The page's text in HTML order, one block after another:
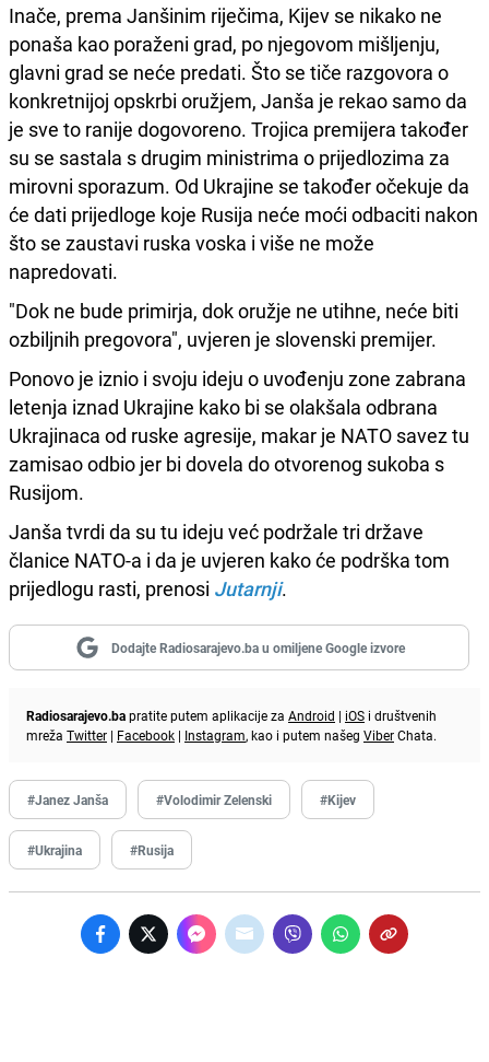
Inače, prema Janšinim riječima, Kijev se nikako ne
ponaša kao poraženi grad, po njegovom mišljenju,
glavni grad se neće predati. Što se tiče razgovora o
konkretnijoj opskrbi oružjem, Janša je rekao samo da
je sve to ranije dogovoreno. Trojica premijera također
su se sastala s drugim ministrima o prijedlozima za
mirovni sporazum. Od Ukrajine se također očekuje da
će dati prijedloge koje Rusija neće moći odbaciti nakon
što se zaustavi ruska voska i više ne može
napredovati.
"Dok ne bude primirja, dok oružje ne utihne, neće biti
ozbiljnih pregovora", uvjeren je slovenski premijer.
Ponovo je iznio i svoju ideju o uvođenju zone zabrana
letenja iznad Ukrajine kako bi se olakšala odbrana
Ukrajinaca od ruske agresije, makar je NATO savez tu
zamisao odbio jer bi dovela do otvorenog sukoba s
Rusijom.
Janša tvrdi da su tu ideju već podržale tri države
članice NATO-a i da je uvjeren kako će podrška tom
prijedlogu rasti, prenosi Jutarnji.
Dodajte Radiosarajevo.ba u omiljene Google izvore
Radiosarajevo.bapratite putem aplikacije za Android | iOS i društvenih
mreža Twitter | Facebook | Instagram, kao i putem našeg ViberChata.
#Janez Janša #Volodimir Zelenski #Kijev
#Ukrajina #Rusija